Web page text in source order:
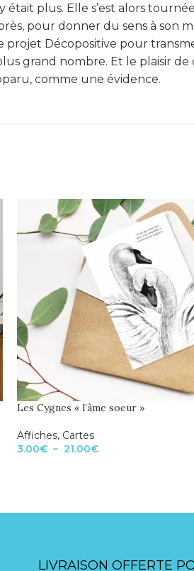
était plus. Elle s’est alors
pour donner du sens à son
projet Décopositive pour
grand nombre. Et le plaisir de
comme une évidence.
Les Cygnes « l’âme soeur »
Affiches, Cartes
3.00€ – 21.00€
LIVRAISON OFFERTE